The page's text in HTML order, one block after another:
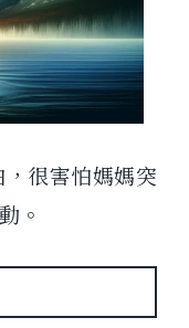
很害怕媽媽突
。